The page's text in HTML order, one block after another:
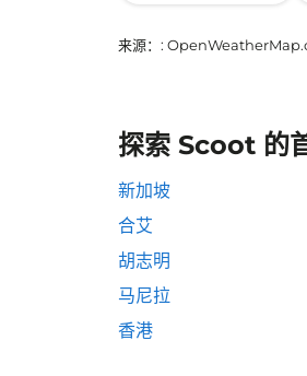
来源： :
探索 Scoot 的
新加坡
合艾
胡志明
马尼拉
香港